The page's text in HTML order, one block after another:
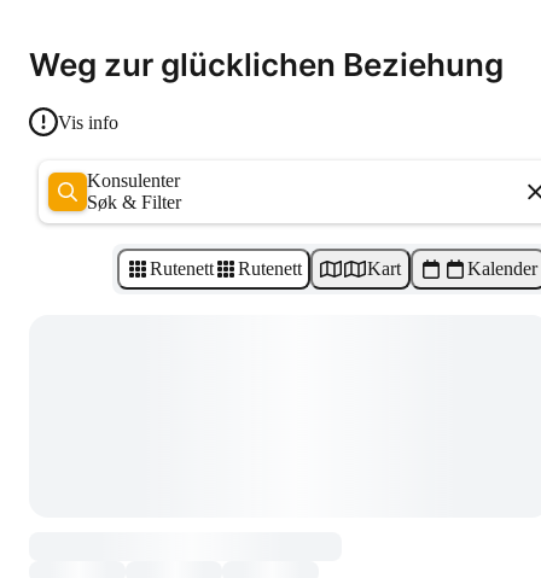
Weg zur glücklichen Beziehung
Vis info
Konsulenter
Søk & Filter
Rutenett Rutenett Kart Kalender